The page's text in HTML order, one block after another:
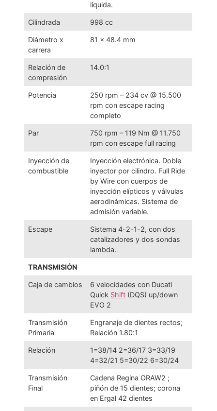
líquida.
Cilindrada 998 cc
Diámetro x
carrera
81 x 48.4 mm
Relación de
compresión
14.0:1
Potencia
250 rpm – 234 cv @ 15.500
rpm con escape racing
completo
Par
750 rpm – 119 Nm @ 11.750
rpm con escape full racing
Inyección de
combustible
Inyección electrónica. Doble
inyector por cilindro. Full Ride
by Wire con cuerpos de
inyección elípticos y válvulas
aerodinámicas. Sistema de
admisión variable.
Escape
Sistema 4-2-1-2, con dos
catalizadores y dos sondas
lambda.
TRANSMISIÓN
Caja de cambios
6 velocidades con Ducati
Quick Shift (DQS) up/down
EVO 2
Transmisión
Primaria
Engranaje de dientes rectos;
Relación 1.80:1
Relación
1=38/14 2=36/17 3=33/19
4=32/21 5=30/22 6=30/24
Transmisión
Final
Cadena Regina ORAW2 ;
piñón de 15 dientes; corona
en Ergal 42 dientes